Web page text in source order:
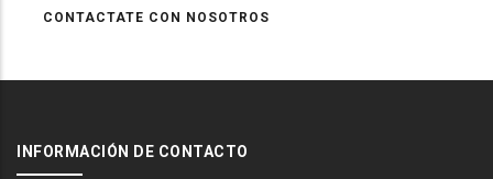
CONTACTATE CON NOSOTROS
INFORMACIÓN DE CONTACTO